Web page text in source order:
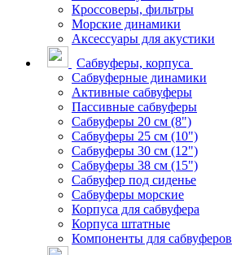
Кроссоверы, фильтры
Морские динамики
Аксессуары для акустики
Сабвуферы, корпуса
Сабвуферные динамики
Активные сабвуферы
Пассивные сабвуферы
Сабвуферы 20 см (8")
Сабвуферы 25 см (10")
Сабвуферы 30 см (12")
Сабвуферы 38 см (15")
Сабвуфер под сиденье
Сабвуферы морские
Корпуса для сабвуфера
Корпуса штатные
Компоненты для сабвуферов